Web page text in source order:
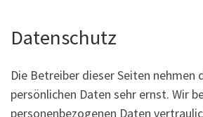
Datenschutz
Die Betreiber dieser Seiten nehmen
persönlichen Daten sehr ernst. Wir
personenbezogenen Daten